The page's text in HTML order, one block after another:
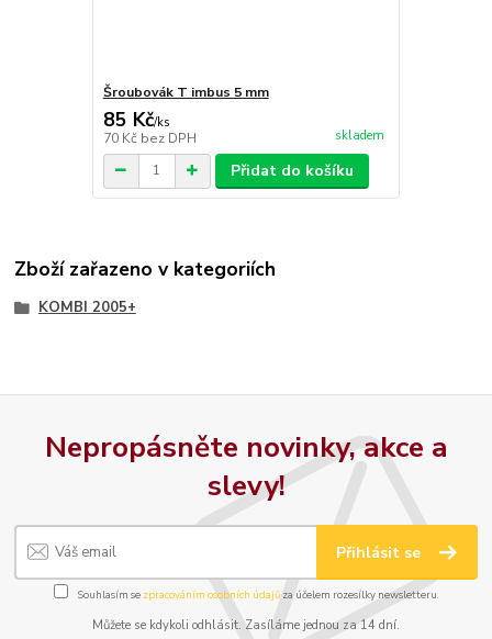
Šroubovák T imbus 5 mm
85 Kč/ks
70 Kč bez DPH skladem
Přidat do košíku
Zboží zařazeno v kategoriích
KOMBI 2005+
Nepropásněte novinky, akce a
slevy!
Přihlásit se
Souhlasím se zpracováním osobních údajůza účelem rozesílky newsletteru.
Můžete se kdykoli odhlásit. Zasíláme jednou za 14 dní.